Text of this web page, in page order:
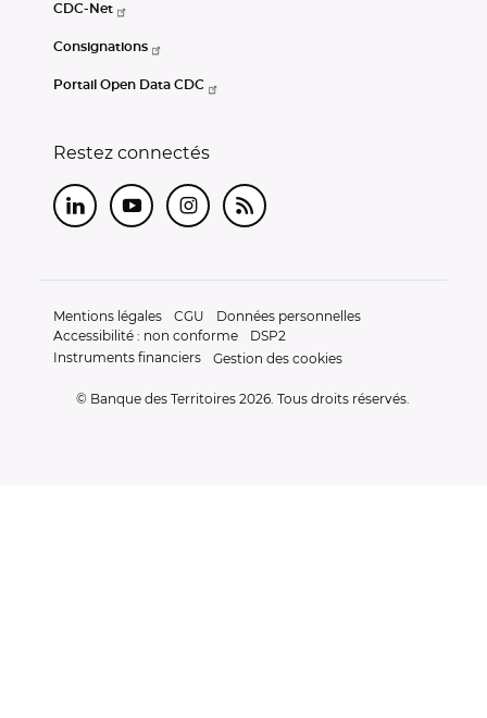
CDC-Net
Consignations
Portail Open Data CDC
Restez connectés
LinkedInYoutubeInstagram
RSS
Mentions légales CGU
Données personnelles
Accessibilité : non conforme
DSP2
Instruments financiers
Gestion des cookies
© Banque des Territoires 2026. Tous droits réservés.